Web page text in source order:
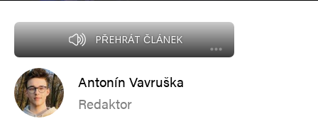
PŘEHRÁT ČLÁNEK
Antonín Vavruška
Redaktor